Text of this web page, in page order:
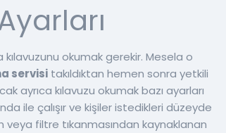
kılavuzunu okumak gerekir. Mesela o
servisi takıldıktan hemen sonra yetkili
ayrıca kılavuzu okumak bazı ayarları
ile çalışır ve kişiler istedikleri düzeyde
veya filtre tıkanmasından kaynaklanan